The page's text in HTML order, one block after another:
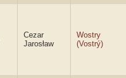
Cezar
Jarosław
Wostry
(Vostrý)